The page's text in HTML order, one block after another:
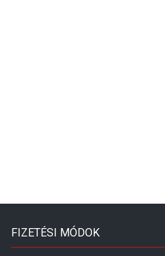
FIZETÉSI MÓDOK